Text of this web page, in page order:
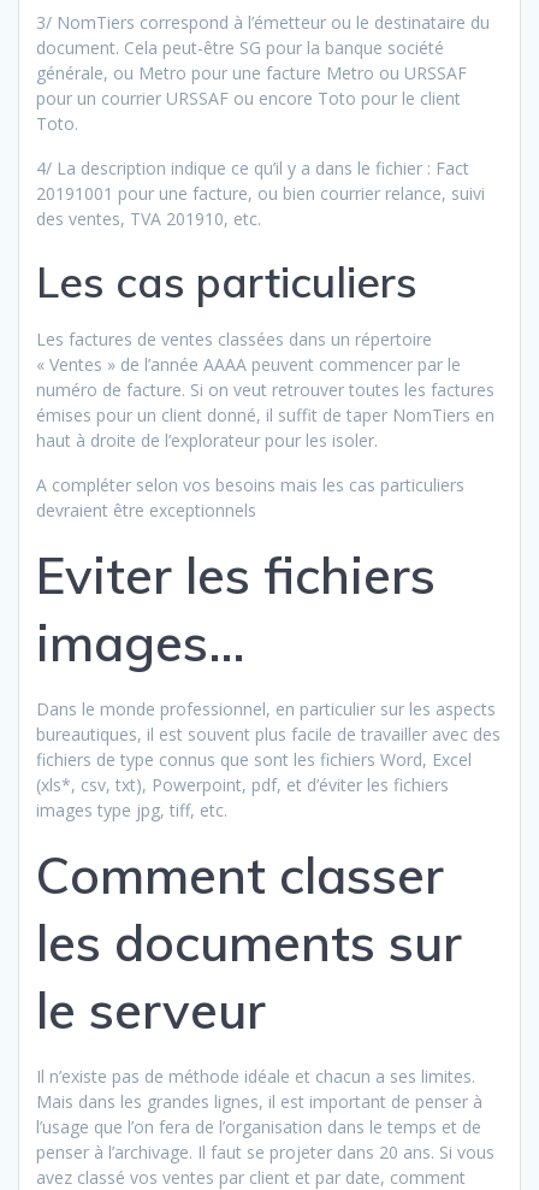
3/ NomTiers correspond à l’émetteur ou le destinataire du
document. Cela peut-être SG pour la banque société
générale, ou Metro pour une facture Metro ou URSSAF
pour un courrier URSSAF ou encore Toto pour le client
Toto.
4/ La description indique ce qu’il y a dans le fichier : Fact
20191001 pour une facture, ou bien courrier relance, suivi
des ventes, TVA 201910, etc.
Les cas particuliers
Les factures de ventes classées dans un répertoire
« Ventes » de l’année AAAA peuvent commencer par le
numéro de facture. Si on veut retrouver toutes les factures
émises pour un client donné, il suffit de taper NomTiers en
haut à droite de l’explorateur pour les isoler.
A compléter selon vos besoins mais les cas particuliers
devraient être exceptionnels
Eviter les fichiers
images…
Dans le monde professionnel, en particulier sur les aspects
bureautiques, il est souvent plus facile de travailler avec des
fichiers de type connus que sont les fichiers Word, Excel
(xls*, csv, txt), Powerpoint, pdf, et d’éviter les fichiers
images type jpg, tiff, etc.
Comment classer
les documents sur
le serveur
Il n’existe pas de méthode idéale et chacun a ses limites.
Mais dans les grandes lignes, il est important de penser à
l’usage que l’on fera de l’organisation dans le temps et de
penser à l’archivage. Il faut se projeter dans 20 ans. Si vous
avez classé vos ventes par client et par date, comment